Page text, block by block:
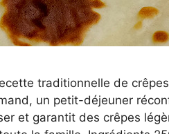
traditionnelle de
un petit-déjeuner
et garantit des crêpes